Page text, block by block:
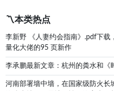
〽️本类热点
李新野 《人妻约会指南》.pdf下载
量化大佬的95 页新作
李承鹏最新文章：杭州的粪水和《
河南部署墙中墙，在国家级防火长